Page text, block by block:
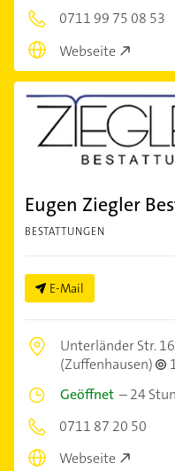
0711 99 75 08 53
Webseite
Eugen Ziegler
BESTATTUNGEN
E-Mail
Unterländer Str.
(Zuffenhausen)
Geöffnet –24
0711 87 20 50
Webseite